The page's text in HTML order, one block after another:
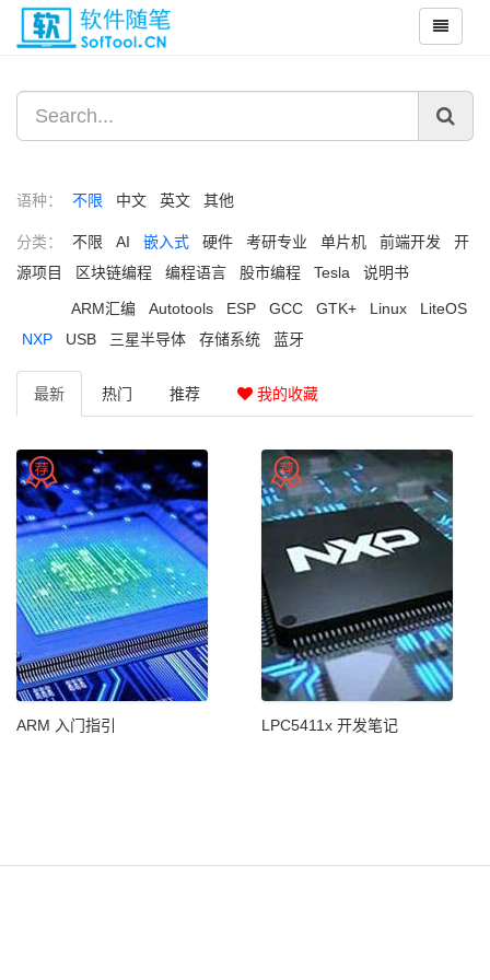
语种： 不限 中文 英文 其他
分类： 不限 AI 嵌入式 硬件 考研专业 单片机 前端开发
开
源项目
区块链编程 编程语言 股市编程 Tesla 说明书
ARM汇编 Autotools ESP GCC GTK+ Linux
LiteOS
NXP
USB 三星半导体 存储系统 蓝牙
最新 热门 推荐 我的收藏
ARM 入门指引 LPC5411x 开发笔记